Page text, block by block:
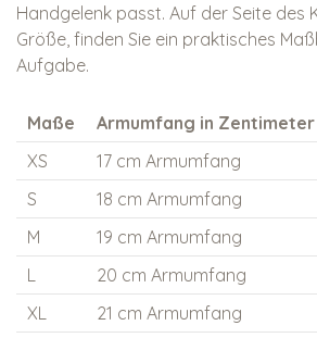
Handgelenk passt. Auf der Seite des
Größe, finden Sie ein praktisches
Aufgabe.
Maße
Armumfang in Zentimeter
XS
17 cm Armumfang
S
18 cm Armumfang
M
19 cm Armumfang
L
20 cm Armumfang
XL
21 cm Armumfang